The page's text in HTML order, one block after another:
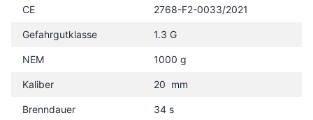
CE 2768-F2-0033/2021
Gefahrgutklasse 1.3 G
NEM 1000 g
Kaliber 20 mm
Brenndauer 34 s